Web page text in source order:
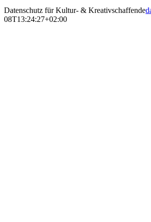
Datenschutz für Kultur- & Kreativschaffende
08T13:24:27+02:00